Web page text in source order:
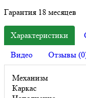
Гарантия18месяцев
Характеристики
Видео
Отзывы (0)
Механизм
Каркас